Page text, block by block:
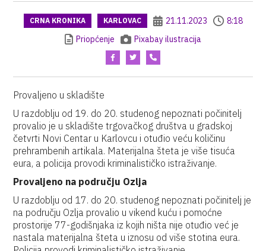
CRNA KRONIKA KARLOVAC 21.11.2023
8:18
Priopćenje
Pixabay ilustracija
Provaljeno u skladište
U razdoblju od 19. do 20. studenog nepoznati počinitelj
provalio je u skladište trgovačkog društva u gradskoj
četvrti Novi Centar u Karlovcu i otuđio veću količinu
prehrambenih artikala. Materijalna šteta je više tisuća
eura, a policija provodi kriminalističko istraživanje.
Provaljeno na području Ozlja
U razdoblju od 17. do 20. studenog nepoznati počinitelj je
na području Ozlja provalio u vikend kuću i pomoćne
prostorije 77-godišnjaka iz kojih ništa nije otuđio već je
nastala materijalna šteta u iznosu od više stotina eura.